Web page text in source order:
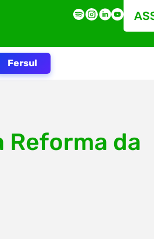
Fersul
Reforma da